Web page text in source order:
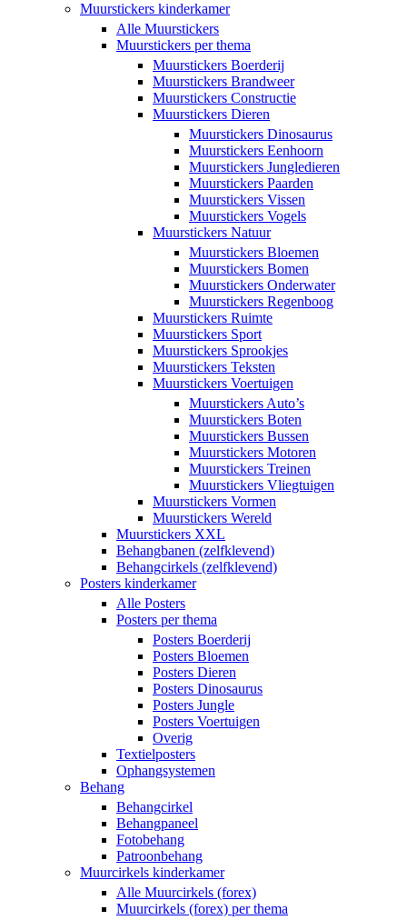
Muurstickers kinderkamer
Alle Muurstickers
Muurstickers per thema
Muurstickers Boerderij
Muurstickers Brandweer
Muurstickers Constructie
Muurstickers Dieren
Muurstickers Dinosaurus
Muurstickers Eenhoorn
Muurstickers Jungledieren
Muurstickers Paarden
Muurstickers Vissen
Muurstickers Vogels
Muurstickers Natuur
Muurstickers Bloemen
Muurstickers Bomen
Muurstickers Onderwater
Muurstickers Regenboog
Muurstickers Ruimte
Muurstickers Sport
Muurstickers Sprookjes
Muurstickers Teksten
Muurstickers Voertuigen
Muurstickers Auto’s
Muurstickers Boten
Muurstickers Bussen
Muurstickers Motoren
Muurstickers Treinen
Muurstickers Vliegtuigen
Muurstickers Vormen
Muurstickers Wereld
Muurstickers XXL
Behangbanen (zelfklevend)
Behangcirkels (zelfklevend)
Posters kinderkamer
Alle Posters
Posters per thema
Posters Boerderij
Posters Bloemen
Posters Dieren
Posters Dinosaurus
Posters Jungle
Posters Voertuigen
Overig
Textielposters
Ophangsystemen
Behang
Behangcirkel
Behangpaneel
Fotobehang
Patroonbehang
Muurcirkels kinderkamer
Alle Muurcirkels (forex)
Muurcirkels (forex) per thema